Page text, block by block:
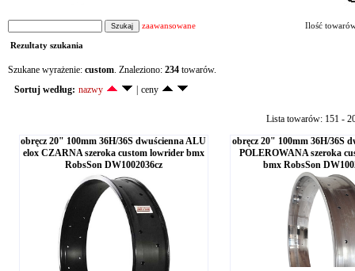
zaawansowane Ilość
Rezultaty szukania
Szukane wyrażenie: custom. Znaleziono: 234 towarów.
Sortuj według: nazwy ceny
Lista towarów: 151 -
obręcz 20" 100mm 36H/36S dwuścienna ALU
elox CZARNA szeroka custom lowrider bmx
RobsSon DW1002036cz
obręcz 20" 100mm 36H/36S
POLEROWANA szeroka
bmx RobsSon